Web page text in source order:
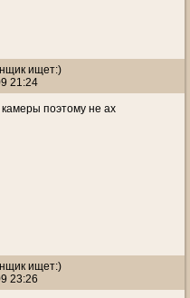
ищет:)
21:24
поэтому не ах
ищет:)
23:26